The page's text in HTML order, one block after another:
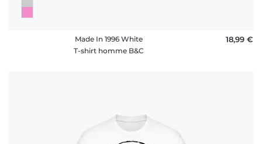
Made In 1996 White
T-shirt homme B&C
18,99 €